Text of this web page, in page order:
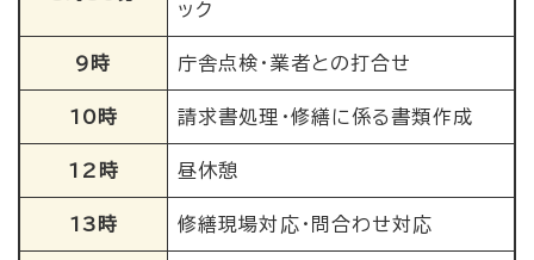
ック
9時 庁舎点検・業者との打合せ
10時 請求書処理・修繕に係る書類作成
12時 昼休憩
13時 修繕現場対応・問合わせ対応